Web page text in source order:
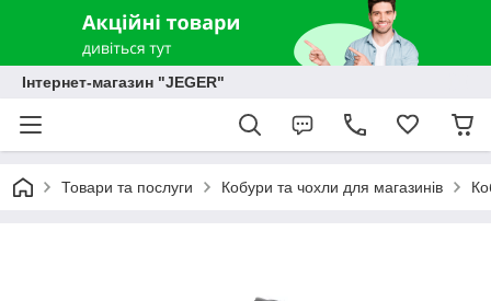
Інтернет-магазин "JEGER"
Товари та послуги Кобури та чохли для магазинів